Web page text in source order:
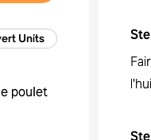
Units
poulet